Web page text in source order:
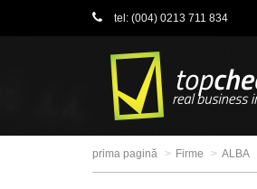
tel: (004) 0213 711 834
prima pagină Firme ALBA